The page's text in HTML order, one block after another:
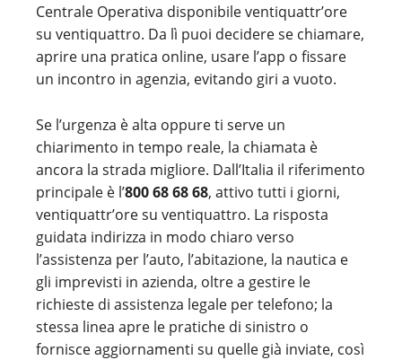
Centrale Operativa disponibile ventiquattr’ore
su ventiquattro. Da lì puoi decidere se chiamare,
aprire una pratica online, usare l’app o fissare
un incontro in agenzia, evitando giri a vuoto.
Se l’urgenza è alta oppure ti serve un
chiarimento in tempo reale, la chiamata è
ancora la strada migliore. Dall’Italia il riferimento
principale è l’800 68 68 68, attivo tutti i giorni,
ventiquattr’ore su ventiquattro. La risposta
guidata indirizza in modo chiaro verso
l’assistenza per l’auto, l’abitazione, la nautica e
gli imprevisti in azienda, oltre a gestire le
richieste di assistenza legale per telefono; la
stessa linea apre le pratiche di sinistro o
fornisce aggiornamenti su quelle già inviate, così